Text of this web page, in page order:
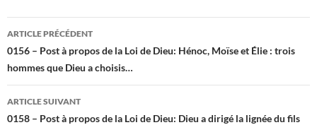
Navigation
des
articles
ARTICLE PRÉCÉDENT
0156 – Post à propos de la Loi de Dieu: Hénoc, Moïse et Élie : trois
hommes que Dieu a choisis…
ARTICLE SUIVANT
0158 – Post à propos de la Loi de Dieu: Dieu a dirigé la lignée du fils